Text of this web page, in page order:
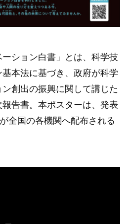
ーション白書」とは、科学技
本法に基づき、政府が科学
創出の振興に関して講じた
告書。本ポスターは、発表
全国の各機関へ配布される